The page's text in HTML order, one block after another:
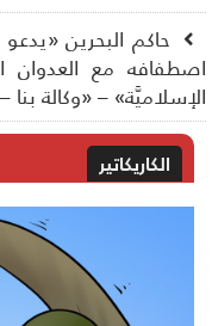
حاكم البحرين «يدعو
مع العدوان
– «وكالة بنا –
الكاريكاتير